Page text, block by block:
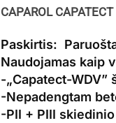
CAPAROL
Paskirtis:
Naudojamas kaip
-„Capatect-
-Nepadengtam
-PII + PIII